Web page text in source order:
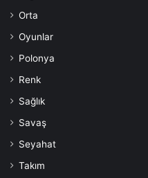
Orta
Oyunlar
Polonya
Renk
Sağlık
Savaş
Seyahat
Takım